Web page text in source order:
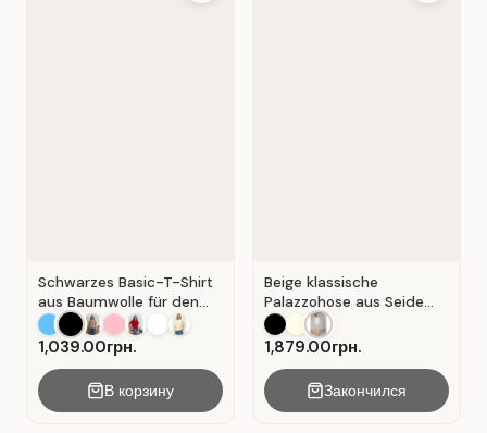
Schwarzes Basic-T-Shirt
aus Baumwolle für den
Alltag . Schwarz.
1,039.00грн.
В корзину
Beige klassische
Palazzohose aus Seide
mit Falten . Beige .
1,879.00грн.
Закончился